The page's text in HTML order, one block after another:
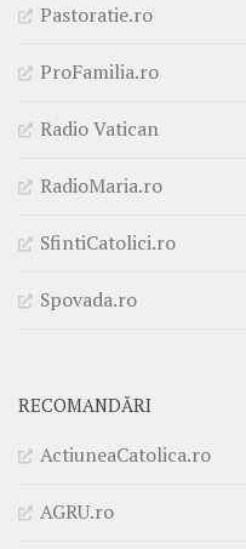
Pastoratie.ro
ProFamilia.ro
Radio Vatican
RadioMaria.ro
SfintiCatolici.ro
Spovada.ro
RECOMANDĂRI
ActiuneaCatolica.ro
AGRU.ro